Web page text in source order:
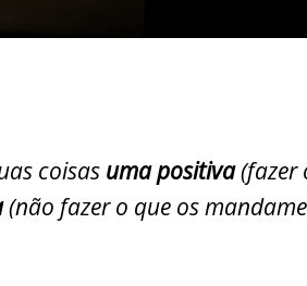
coisas uma positiva(fazer
(não fazer o que os